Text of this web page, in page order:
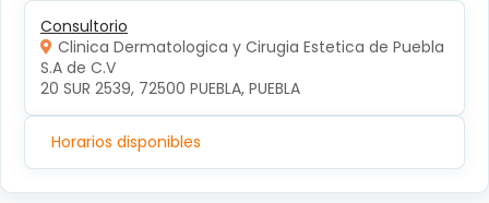
Consultorio
Clinica Dermatologica y Cirugia Estetica de Puebla
S.A de C.V
20 SUR 2539, 72500 PUEBLA, PUEBLA
Horarios disponibles